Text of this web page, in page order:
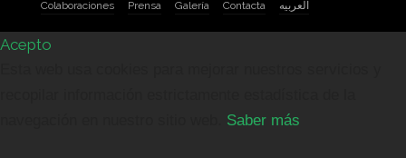
Colaboraciones
Prensa Galería Contacta العربيه
Acepto
Saber más